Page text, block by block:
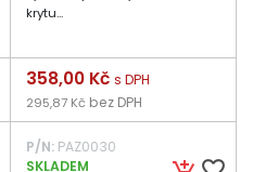
krytu...
Cena
358,00 Kč s DPH
295,87 Kč bez DPH
P/N:PAZ0030
SKLADEM